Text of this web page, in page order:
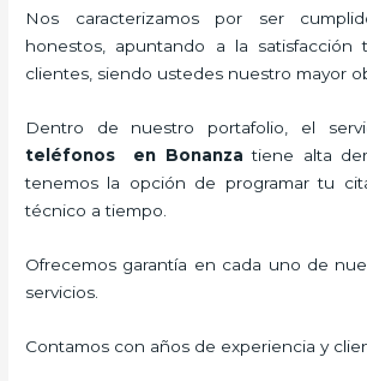
Nos caracterizamos por ser
honestos, apuntando a la satisfacción
clientes, siendo ustedes nuestro mayor
Dentro de nuestro portafolio, el
teléfonos en Bonanza tiene alta
tenemos la opción de programar tu
técnico a tiempo.
Ofrecemos garantía en cada uno de
servicios.
Contamos con años de experiencia y